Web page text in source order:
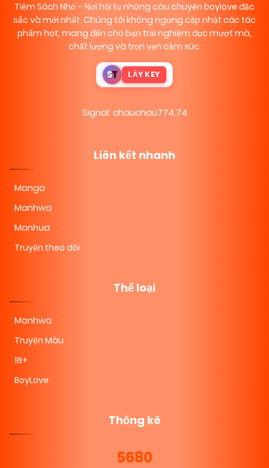
Tiệm Sách Nhỏ – Nơi hội tụ những câu chuyện boylove đặc
sắc và mới nhất. Chúng tôi không ngừng cập nhật các tác
phẩm hot, mang đến cho bạn trải nghiệm đọc mượt mà,
chất lượng và trọn vẹn cảm xúc.
ST LẤY KEY
Signal: chauchau774.74
Liên kết nhanh
Manga
Manhwa
Manhua
Truyện theo dõi
Thể loại
Manhwa
Truyện Màu
18+
BoyLove
Thống kê
5680